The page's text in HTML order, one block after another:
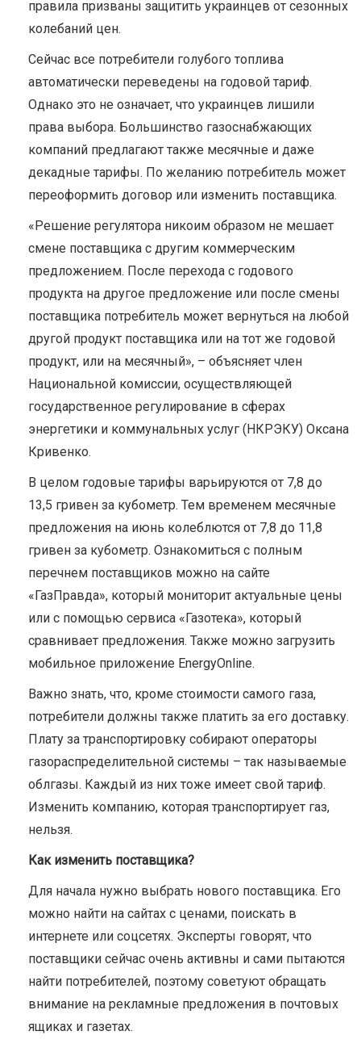
правила призваны защитить украинцев от сезонных
колебаний цен.
Сейчас все потребители голубого топлива
автоматически переведены на годовой тариф.
Однако это не означает, что украинцев лишили
права выбора. Большинство газоснабжающих
компаний предлагают также месячные и даже
декадные тарифы. По желанию потребитель может
переоформить договор или изменить поставщика.
«Решение регулятора никоим образом не мешает
смене поставщика с другим коммерческим
предложением. После перехода с годового
продукта на другое предложение или после смены
поставщика потребитель может вернуться на любой
другой продукт поставщика или на тот же годовой
продукт, или на месячный», – объясняет член
Национальной комиссии, осуществляющей
государственное регулирование в сферах
энергетики и коммунальных услуг (НКРЭКУ) Оксана
Кривенко.
В целом годовые тарифы варьируются от 7,8 до
13,5 гривен за кубометр. Тем временем месячные
предложения на июнь колеблются от 7,8 до 11,8
гривен за кубометр. Ознакомиться с полным
перечнем поставщиков можно на сайте
«ГазПравда», который мониторит актуальные цены
или с помощью сервиса «Газотека», который
сравнивает предложения. Также можно загрузить
мобильное приложение EnergyOnline.
Важно знать, что, кроме стоимости самого газа,
потребители должны также платить за его доставку.
Плату за транспортировку собирают операторы
газораспределительной системы – так называемые
облгазы. Каждый из них тоже имеет свой тариф.
Изменить компанию, которая транспортирует газ,
нельзя.
Как изменить поставщика?
Для начала нужно выбрать нового поставщика. Его
можно найти на сайтах с ценами, поискать в
интернете или соцсетях. Эксперты говорят, что
поставщики сейчас очень активны и сами пытаются
найти потребителей, поэтому советуют обращать
внимание на рекламные предложения в почтовых
ящиках и газетах.